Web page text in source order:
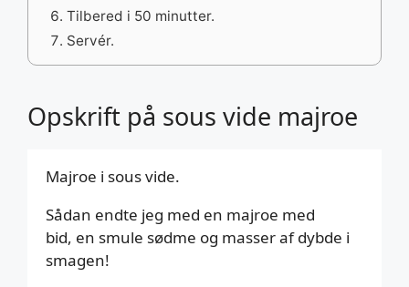
Opskrift på sous vide majroe
Majroe i sous vide.
Sådan endte jeg med en majroe med
bid, en smule sødme og masser af dybde i
smagen!
Tilbered i 50 minutter.
Servér.